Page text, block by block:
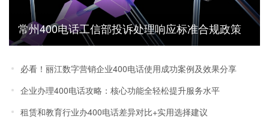
常州400电话工信部投诉处理响应标准合规政策
一文读懂
必看！丽江数字营销企业400电话使用成功案例及效果分享
企业办理400电话攻略：核心功能全轻松提升服务水平
租赁和教育行业办400电话差异对比+实用选择建议